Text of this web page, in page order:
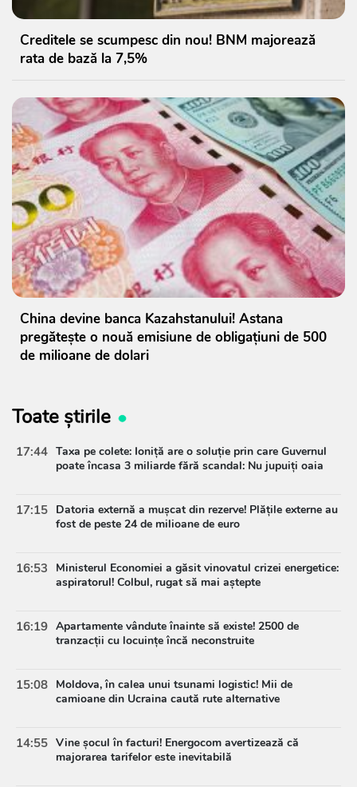
Creditele se scumpesc din nou! BNM majorează
rata de bază la 7,5%
China devine banca Kazahstanului! Astana
pregătește o nouă emisiune de obligațiuni de 500
de milioane de dolari
Toate știrile
17:44 Taxa pe colete: Ioniță are o soluție prin care Guvernul
poate încasa 3 miliarde fără scandal: Nu jupuiți oaia
17:15 Datoria externă a mușcat din rezerve! Plățile externe au
fost de peste 24 de milioane de euro
16:53
Ministerul Economiei a găsit vinovatul crizei energetice:
aspiratorul! Colbul, rugat să mai aștepte
16:19 Apartamente vândute înainte să existe! 2500 de
tranzacții cu locuințe încă neconstruite
15:08 Moldova, în calea unui tsunami logistic! Mii de
camioane din Ucraina caută rute alternative
14:55 Vine șocul în facturi! Energocom avertizează că
majorarea tarifelor este inevitabilă